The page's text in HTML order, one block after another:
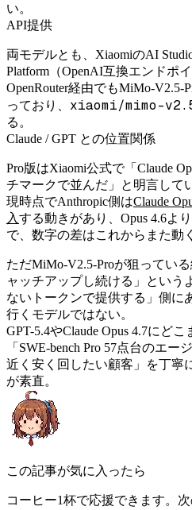
い。
API提供
両モデルとも、XiaomiのAI
Platform（OpenAI互換エンドポ
OpenRouter経由でもMiMo-V2.5-
っており、 xiaomi/mimo-
る。
Claude / GPT との位置関係
Pro版はXiaomi公式で「Claude
チマークで並んだ」と明言して
現時点でAnthropic側はClaude
入する動きがあり、Opus 4.6よ
で、数字の差はこれからまた動
ただMiMo-V2.5-Proが狙ってい
ャッチアップし続ける」という
ないトークンで提供する」側に
行くモデルではない。
GPT-5.4やClaude Opus 4.7にど
「SWE-bench Pro 57点台のエ
近く安く回したい顧客」を丁寧
が素直。
この記事が気に入ったら
コーヒー1杯で応援できます。